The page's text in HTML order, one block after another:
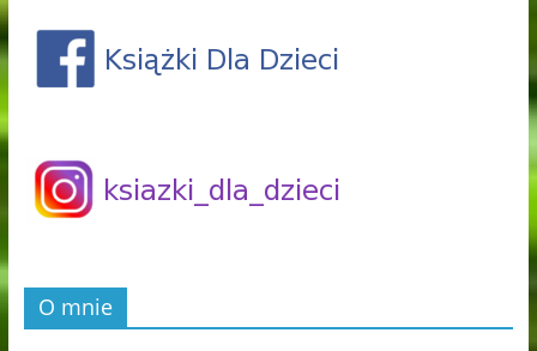
O mnie